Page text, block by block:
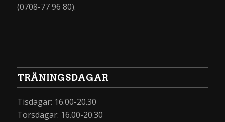
(0708-77 96 80).
TRÄNINGSDAGAR
Tisdagar: 16.00-20.30
Torsdagar: 16.00-20.30